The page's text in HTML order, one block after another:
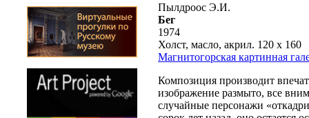
Пылдроос Э.И.
Бег
1974
Холст, масло, акрил. 120 х 160
Магнитогорская картинная
Композиция производит
изображение размыто, все
случайные персонажи